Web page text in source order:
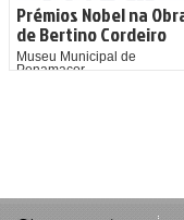
Prémios Nobel na
de Bertino Cordeiro
Museu Municipal de
Penamacor